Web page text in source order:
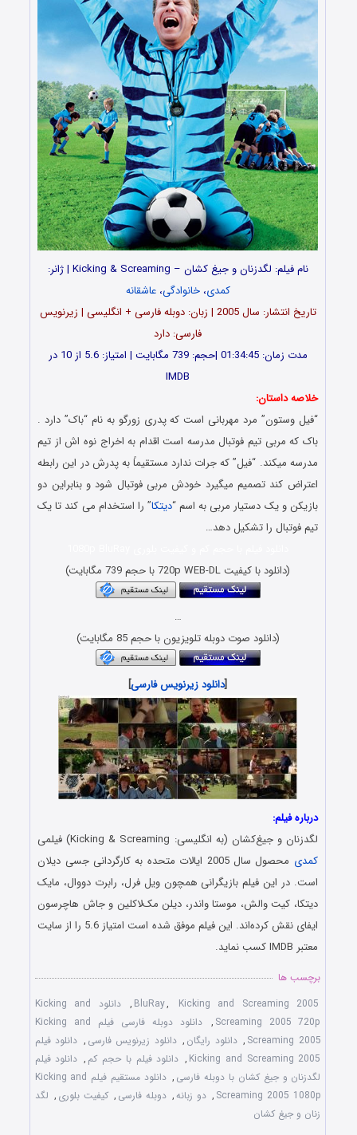
نام فیلم: لگدزنان و جیغ کشان – Kicking & Screaming | ژانر:
کمدی،خانوادگی،عاشقانه
تاریخ انتشار: سال 2005 | زبان: دوبله فارسی + انگلیسی | زیرنویس
فارسی: دارد
مدت زمان: 01:34:45 |حجم: 739 مگابایت | امتیاز: 5.6 از 10 در
IMDB
خلاصه داستان:
“فیل وستون” مرد مهربانی است که پدری زورگو به نام “باک” دارد .
باک که مربی تیم فوتبال مدرسه است اقدام به اخراج نوه اش از تیم
مدرسه میکند. “فیل” که جرات ندارد مستقیماً به پدرش در این رابطه
اعتراض کند تصمیم میگیرد خودش مربی فوتبال شود و بنابراین دو
بازیکن و یک دستیار مربی به اسم “دیتکا” را استخدام می کند تا یک
تیم فوتبال را تشکیل دهد…
(دانلود با کیفیت 720p WEB-DL با حجم 739 مگابایت)
…
(دانلود صوت دوبله تلویزیون با حجم 85 مگابایت)
[دانلود زیرنویس فارسی]
درباره فیلم:
لگدزنان و جیغ‌کشان (به انگلیسی: Kicking & Screaming) فیلمی
کمدی
محصول سال 2005 ایالات متحده به کارگردانی جسی دیلان
است. در این فیلم بازیگرانی همچون ویل فرل، رابرت دووال، مایک
دیتکا، کیت والش، موستا واندر، دیلن مک‌لاکلین و جاش هاچرسون
ایفای نقش کرده‌اند. این فیلم موفق شده است امتیاز 5.6 را از سایت
معتبر IMDB کسب نماید.
برچسب ها
BluRay, Kicking and Screaming 2005
,
دانلود Kicking and
Screaming 2005 720p
,
دانلود دوبله فارسی فیلم Kicking and
Screaming 2005
, دانلود رایگان , دانلود زیرنویس فارسی , دانلود فیلم
Kicking and Screaming 2005
, دانلود فیلم با حجم کم , دانلود فیلم
لگدزنان و جیغ کشان با دوبله فارسی ,
دانلود مستقیم فیلم Kicking and
Screaming 2005 1080p
, دو زبانه, دوبله فارسی , کیفیت بلوری , لگد
زنان و جیغ کشان